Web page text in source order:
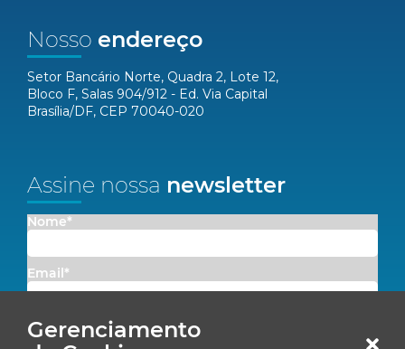
Gerenciamento
Nosso endereço
Setor Bancário Norte, Quadra 2, Lote 12,
Bloco F, Salas 904/912 - Ed. Via Capital
Brasília/DF, CEP 70040-020
Assine nossa newsletter
Nome*
Email*
Concordo em receber comunicações da Fenacon.